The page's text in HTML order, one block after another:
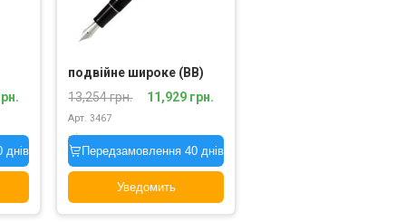
днів
подвійне широке (BB)
13,254 грн.
11,929 грн.
Арт. 3467
під замовлення
Передзамовлення 40 днів
Уведомить